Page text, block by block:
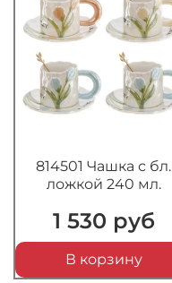
814501 Чашка с бл.
ложкой 240 мл.
1 530 руб
В корзину